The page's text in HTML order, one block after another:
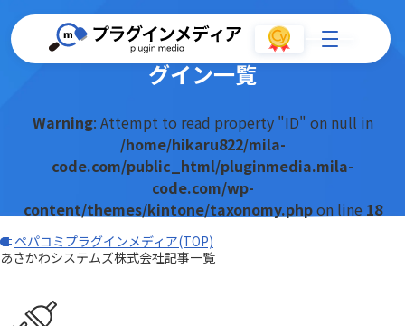
あさかわシステムズ株式会社のプラ
グイン一覧
Warning: Attempt to read property "ID" on null in
/home/hikaru822/mila-
code.com/public_html/pluginmedia.mila-
code.com/wp-
content/themes/kintone/taxonomy.phpon line 18
ペパコミプラグインメディア(TOP)
あさかわシステムズ株式会社記事一覧